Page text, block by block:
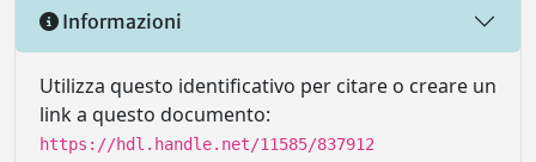
Informazioni
Utilizza questo identificativo per citare o creare un
link a questo documento:
https://hdl.handle.net/11585/837912